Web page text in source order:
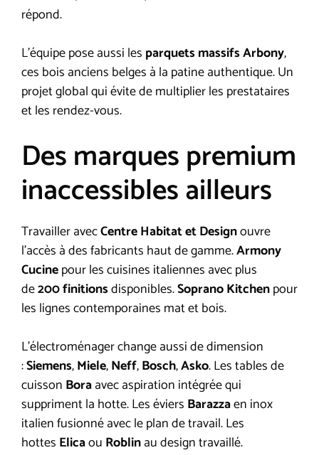
répond.
L’équipe pose aussi les parquets massifs Arbony,
ces bois anciens belges à la patine authentique. Un
projet global qui évite de multiplier les prestataires
et les rendez-vous.
Des marques premium
inaccessibles ailleurs
Travailler avecCentre Habitat et Designouvre
l’accès à des fabricants haut de gamme.Armony
Cucinepour les cuisines italiennes avec plus
de200 finitionsdisponibles.Soprano Kitchenpour
les lignes contemporaines mat et bois.
L’électroménager change aussi de dimension
:Siemens,Miele,Neff,Bosch,Asko. Les tables de
cuisson Boraavec aspiration intégrée qui
suppriment la hotte. Les éviers Barazzaen inox
italien fusionné avec le plan de travail. Les
hottes Elicaou Roblinau design travaillé.